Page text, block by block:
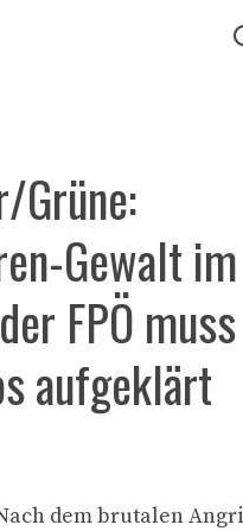
Grüne:
Gewalt im
FPÖ muss
aufgeklärt
dem brutalen